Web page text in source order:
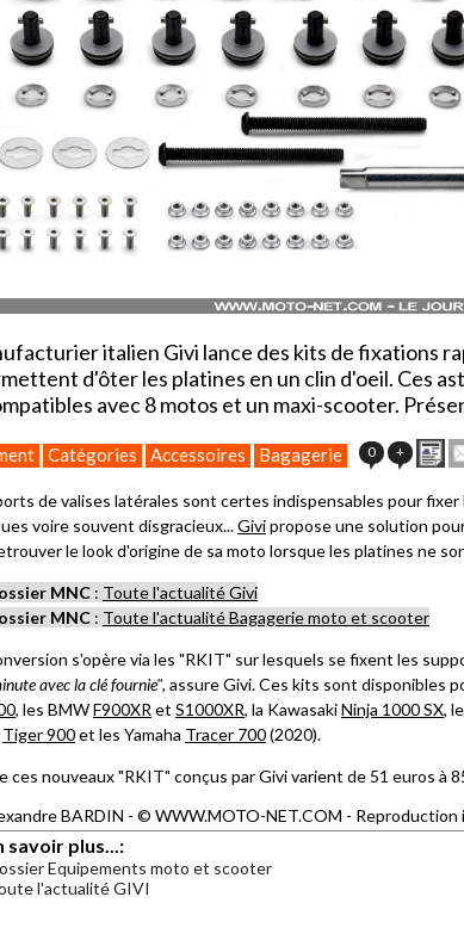
italien Givi lance des kits de fixations
d'ôter les platines en un clin d'oeil. Ces
avec 8 motos et un maxi-scooter.
Catégories Accessoires Bagagerie 0 +
à
de valises latérales sont certes indispensables pour fixer
voire souvent disgracieux...Givipropose une solution
le look d'origine de sa moto lorsque les platines ne
MNC : Toute l'actualité Givi
MNC : Toute l'actualité Bagagerie moto et scooter
s'opère via les "RKIT" sur lesquels se fixent les
avec la clé fournie", assure Givi. Ces kits sont disponibles
, les BMWF900XR et S1000XR, la KawasakiNinja 1000 SX,
Tiger 900et les Yamaha Tracer 700(2020).
ces nouveaux "RKIT" conçus par Givi varient de 51 euros à
BARDIN - © WWW.MOTO-NET.COM -
savoir plus...:
Equipements moto et scooter
l'actualité GIVI